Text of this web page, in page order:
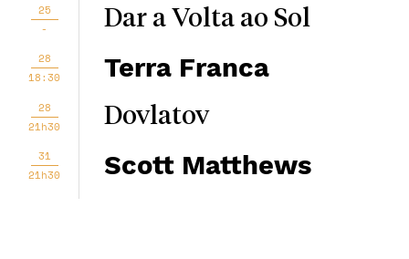
25
-
Dar a Volta ao Sol
28
18:30
Terra Franca
28
21h30
Dovlatov
31
21h30
Scott Matthews